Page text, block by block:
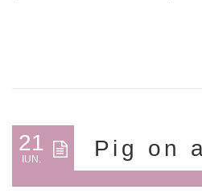
21
IUN. Pig on